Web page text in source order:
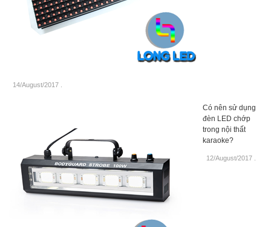
14/August/2017
Có nên sử dụng
đèn LED chớp
trong nội thất
karaoke?
12/August/2017